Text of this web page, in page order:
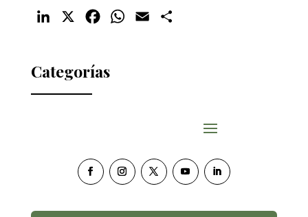
LinkedIn FacebookWhatsApp
Email
Categorías